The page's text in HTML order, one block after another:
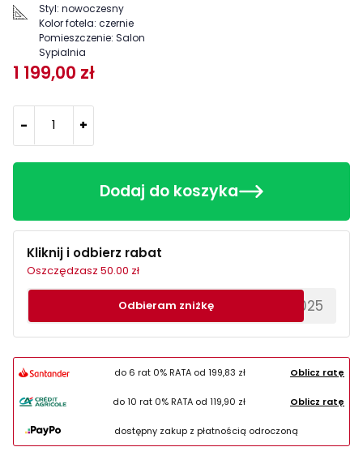
Styl: nowoczesny
Kolor fotela: czernie
Pomieszczenie: Salon
Sypialnia
1 199,00 zł
- +
Dodaj do koszyka
Kliknij i odbierz rabat
Oszczędzasz 50.00 zł
********EWS2025
Odbieram zniżkę
do 6 rat 0% RATA od199,83 zł Oblicz ratę
do 10 rat 0% RATA od 119,90 zł Oblicz ratę
dostępny zakup z płatnością odroczoną